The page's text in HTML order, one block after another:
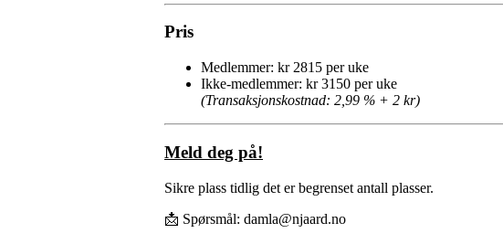
Pris
Medlemmer: kr 2815 per uke
Ikke-medlemmer: kr 3150 per uke
(Transaksjonskostnad: 2,99 % + 2 kr)
Meld deg på!
Sikre plass tidlig det er begrenset antall plasser.
📩 Spørsmål: damla@njaard.no